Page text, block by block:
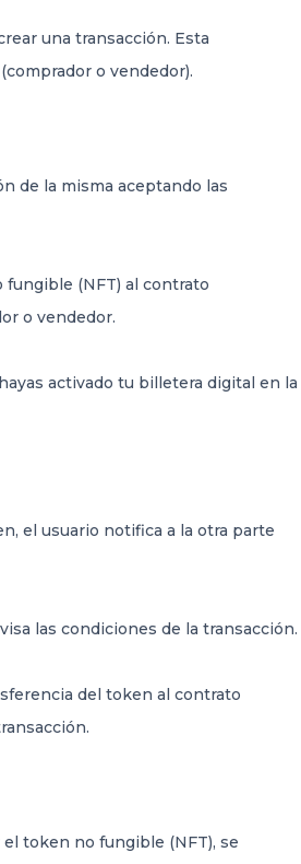
una transacción. Esta
o vendedor).
de la misma aceptando las
fungible (NFT) al contrato
o vendedor.
activado tu billetera digital en la
el usuario notifica a la otra parte
las condiciones de la transacción.
del token al contrato
token no fungible (NFT), se